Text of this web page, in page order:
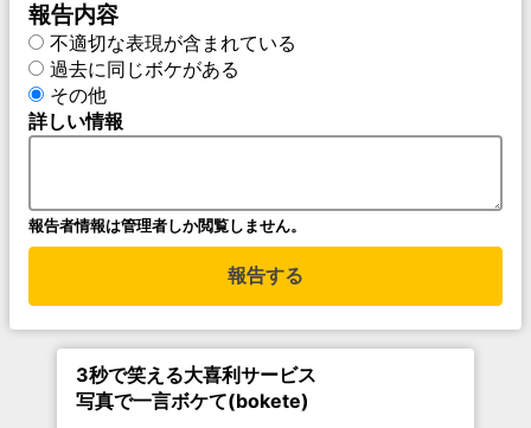
報告内容
不適切な表現が含まれている
過去に同じボケがある
その他
詳しい情報
報告者情報は管理者しか閲覧しません。
報告する
3秒で笑える大喜利サービス
写真で一言ボケて(bokete)